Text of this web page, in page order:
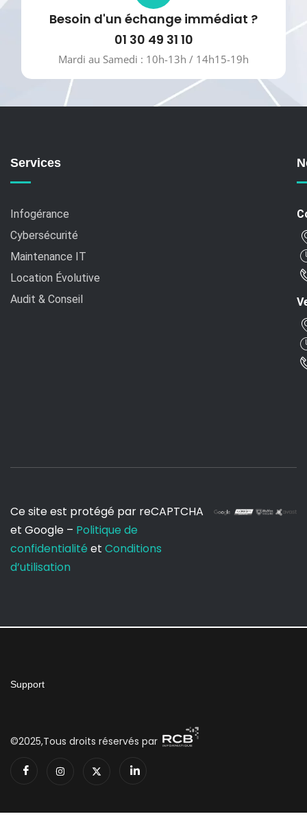
Besoin d'un échange immédiat ?
01 30 49 31 10
Mardi au Samedi : 10h-13h / 14h15-19h
Services
Infogérance
Cybersécurité
Maintenance IT
Location Évolutive
Audit & Conseil
Ce site est protégé par reCAPTCHA
et Google – Politique de
confidentialité et Conditions
d’utilisation
Support
©2025,Tous droits réservés par